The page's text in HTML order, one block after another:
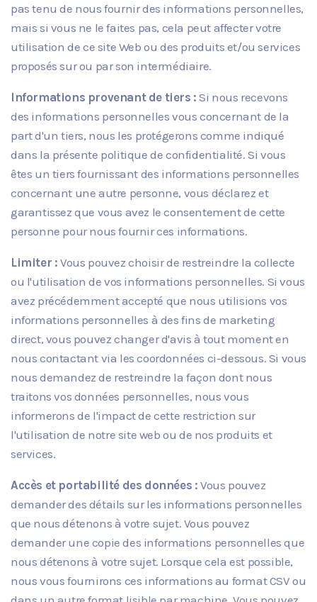
pas tenu de nous fournir des informations personnelles,
mais si vous ne le faites pas, cela peut affecter votre
utilisation de ce site Web ou des produits et/ou services
proposés sur ou par son intermédiaire.
Informations provenant de tiers : Si nous recevons
des informations personnelles vous concernant de la
part d'un tiers, nous les protégerons comme indiqué
dans la présente politique de confidentialité. Si vous
êtes un tiers fournissant des informations personnelles
concernant une autre personne, vous déclarez et
garantissez que vous avez le consentement de cette
personne pour nous fournir ces informations.
Limiter : Vous pouvez choisir de restreindre la collecte
ou l'utilisation de vos informations personnelles. Si vous
avez précédemment accepté que nous utilisions vos
informations personnelles à des fins de marketing
direct, vous pouvez changer d'avis à tout moment en
nous contactant via les coordonnées ci-dessous. Si vous
nous demandez de restreindre la façon dont nous
traitons vos données personnelles, nous vous
informerons de l'impact de cette restriction sur
l'utilisation de notre site web ou de nos produits et
services.
Accès et portabilité des données : Vous pouvez
demander des détails sur les informations personnelles
que nous détenons à votre sujet. Vous pouvez
demander une copie des informations personnelles que
nous détenons à votre sujet. Lorsque cela est possible,
nous vous fournirons ces informations au format CSV ou